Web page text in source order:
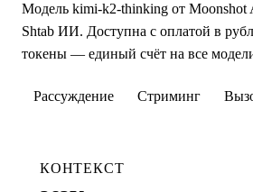
Модель kimi-k2-thinking от Moonshot
Shtab ИИ. Доступна с оплатой в
токены — единый счёт на все
Рассуждение Стриминг
КОНТЕКСТ